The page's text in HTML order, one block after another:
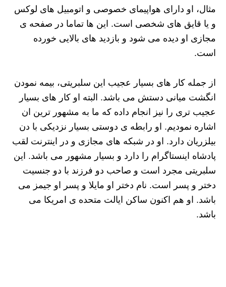
مثال، او دارای هواپیمای خصوصی و اتومبیل های لوکس
و یا قایق های شخصی است. این ها تماما در صفحه ی
مجازی او دیده می شود و بازدید های بالایی خورده
است.
از جمله کار های بسیار عجیب این سلبریتی، بیمه نمودن
انگشت میانی دستش می باشد. البته او کار های بسیار
عجیب تری را نیز انجام داده که ما به مشهور ترین ان
اشاره نمودیم‌. او رابطه ی دوستی بسیار نزدیکی با دن
بیلزریان دارد. او در شبکه های مجازی و در اینترنت لقب
پادشاه اینستاگرام را دارد و بسیار مشهور می باشد. این
سلبریتی مجرد است و صاحب دو فرزند با دو جنسیت
دختر و پسر است‌. نام دختر او مایلا و پسر او جیمز می
باشد. او هم اکنون ساکن ایالت متحده ی امریکا می
باشد.